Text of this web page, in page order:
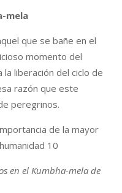
mela
que se bañe en el
momento del
liberación del ciclo de
razón que este
peregrinos.
en el Kumbha-mela de